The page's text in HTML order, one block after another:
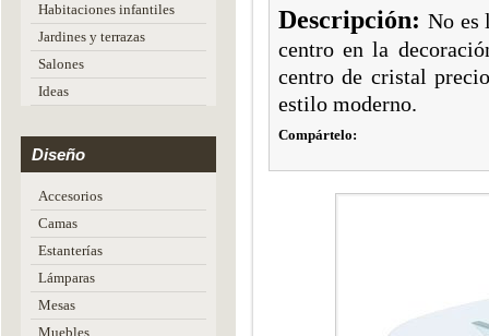
Habitaciones infantiles
Jardines y terrazas
Salones
Ideas
Diseño
Accesorios
Camas
Estanterías
Lámparas
Mesas
Muebles
Descripción: No es
centro en la
centro de cristal
estilo moderno.
Compártelo: